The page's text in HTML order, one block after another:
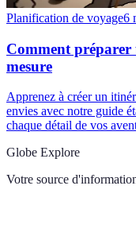
Planification de voyage6
Comment
mesure
Apprenez à créer un
envies avec notre guide
chaque détail de vos
Globe Explore
Votre source